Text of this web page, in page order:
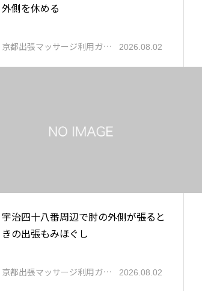
外側を休める
京都出張マッサージ利用ガ… 2026.08.02
宇治四十八番周辺で肘の外側が張ると
きの出張もみほぐし
京都出張マッサージ利用ガ… 2026.08.02